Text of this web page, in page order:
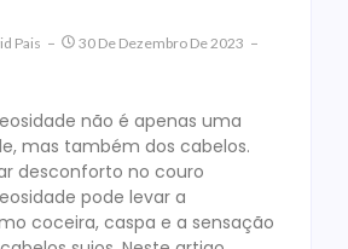
Pais
30 De Dezembro De 2023
não é apenas uma
mas também dos cabelos.
desconforto no couro
pode levar a
coceira, caspa e a sensação